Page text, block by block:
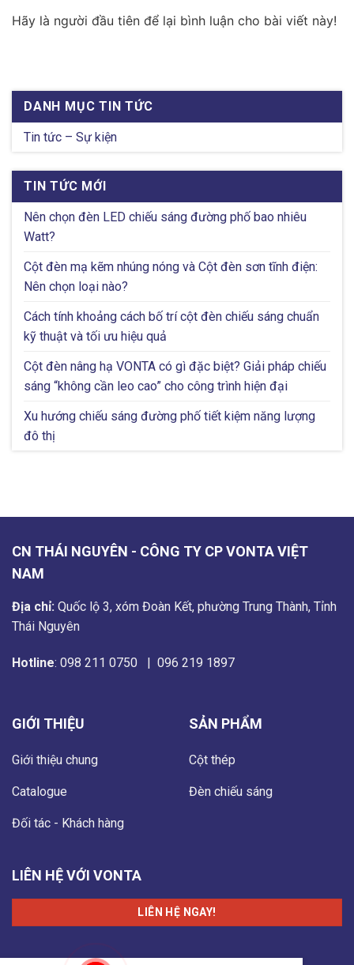
Hãy là người đầu tiên để lại bình luận cho bài viết này!
DANH MỤC TIN TỨC
Tin tức – Sự kiện
TIN TỨC MỚI
Nên chọn đèn LED chiếu sáng đường phố bao nhiêu
Watt?
Cột đèn mạ kẽm nhúng nóng và Cột đèn sơn tĩnh điện:
Nên chọn loại nào?
Cách tính khoảng cách bố trí cột đèn chiếu sáng chuẩn
kỹ thuật và tối ưu hiệu quả
Cột đèn nâng hạ VONTA có gì đặc biệt? Giải pháp chiếu
sáng “không cần leo cao” cho công trình hiện đại
Xu hướng chiếu sáng đường phố tiết kiệm năng lượng
đô thị
CN THÁI NGUYÊN - CÔNG TY CP VONTA VIỆT
NAM
Địa chỉ: Quốc lộ 3, xóm Đoàn Kết, phường Trung Thành, Tỉnh
Thái Nguyên
Hotline: 098 211 0750 | 096 219 1897
GIỚI THIỆU
Giới thiệu chung
Catalogue
Đối tác - Khách hàng
SẢN PHẨM
Cột thép
Đèn chiếu sáng
LIÊN HỆ VỚI VONTA
LIÊN HỆ NGAY!